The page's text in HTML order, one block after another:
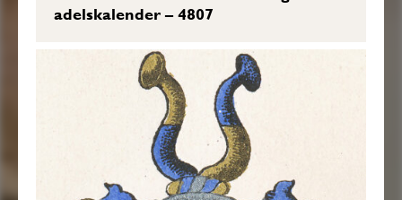
adelskalender – 4807